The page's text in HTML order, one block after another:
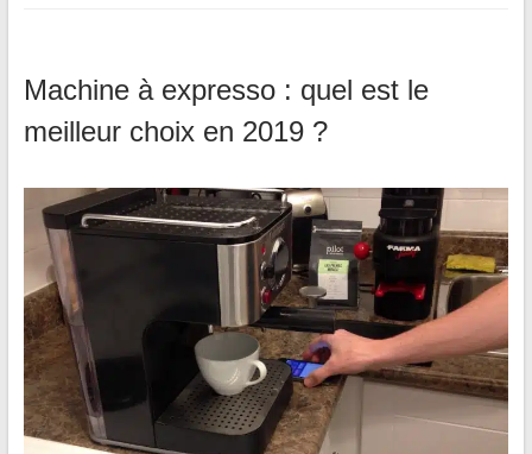
Machine à expresso : quel est le
meilleur choix en 2019 ?